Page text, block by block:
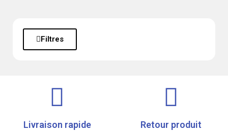
Filtres
Livraison rapide Retour produit